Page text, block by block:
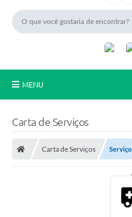
MENU
Carta de Serviços
Carta de Serviços Serviço